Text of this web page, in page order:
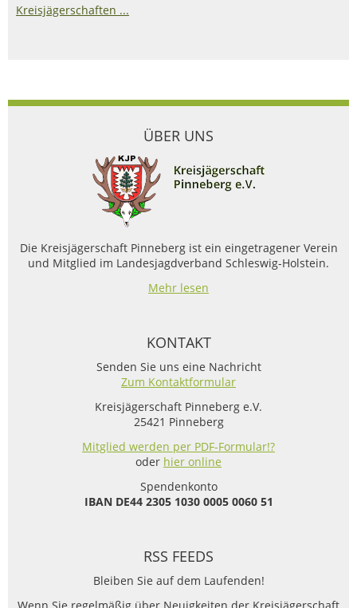
Kreisjägerschaften ...
ÜBER UNS
Die Kreisjägerschaft Pinneberg ist ein eingetragener Verein
und Mitglied im Landesjagdverband Schleswig-Holstein.
Mehr lesen
KONTAKT
Senden Sie uns eine Nachricht
Zum Kontaktformular
Kreisjägerschaft Pinneberg e.V.
25421 Pinneberg
Mitglied werden per PDF-Formular!?
oder hier online
Spendenkonto
IBAN DE44 2305 1030 0005 0060 51
RSS FEEDS
Bleiben Sie auf dem Laufenden!